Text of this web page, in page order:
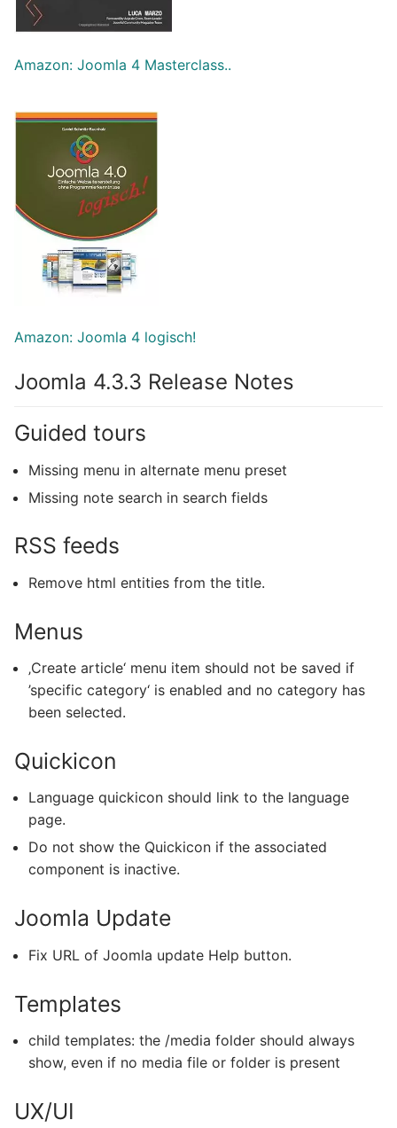
Amazon: Joomla 4 Masterclass..
Amazon: Joomla 4 logisch!
Joomla 4.3.3 Release Notes
Guided tours
Missing menu in alternate menu preset
Missing note search in search fields
RSS feeds
Remove html entities from the title.
Menus
‚Create article‘ menu item should not be saved if
’specific category‘ is enabled and no category has
been selected.
Quickicon
Language quickicon should link to the language
page.
Do not show the Quickicon if the associated
component is inactive.
Joomla Update
Fix URL of Joomla update Help button.
Templates
child templates: the /media folder should always
show, even if no media file or folder is present
UX/UI